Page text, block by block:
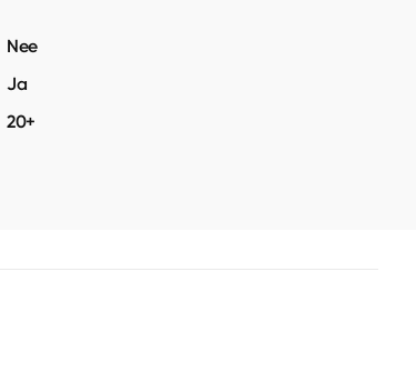
Nee
Ja
20+